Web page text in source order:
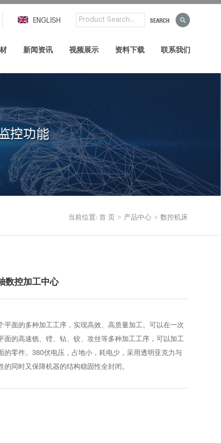
ENGLISH
新闻资讯 视频展示 资料下载 联系我们
当前位置: 首 页 > 产品中心 > 数控机床
数控加工中心
平面的多种加工工序，实现高效、高质量加工。可以在一次
面的高速铣、镗、钻、铰、攻丝等多种加工工序，可以加工
的零件。380伏电压，占地小，耗电少，采用透明亚克力与
同时又保障机器的结构稳固性全封闭。